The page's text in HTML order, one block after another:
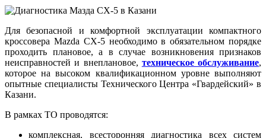
Для безопасной и комфортной эксплуатации компактного
кроссовера Mazda CX-5 необходимо в обязательном порядке
проходить плановое, а в случае возникновения признаков
неисправностей и внеплановое, техническое обслуживание,
которое на высоком квалификационном уровне выполняют
опытные специалисты Технического Центра «Гвардейский» в
Казани.
В рамках ТО проводятся:
комплексная, всесторонняя диагностика всех систем